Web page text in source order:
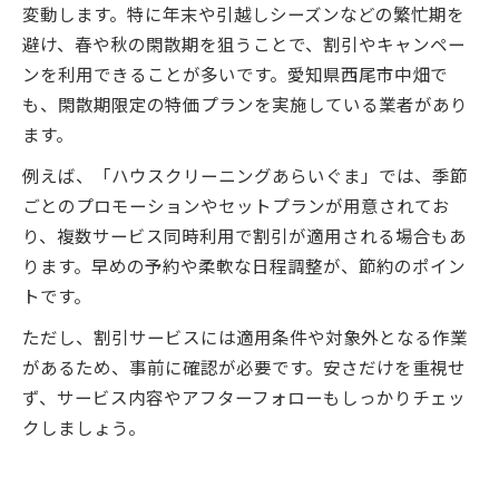
変動します。特に年末や引越しシーズンなどの繁忙期を
避け、春や秋の閑散期を狙うことで、割引やキャンペー
ンを利用できることが多いです。愛知県西尾市中畑で
も、閑散期限定の特価プランを実施している業者があり
ます。
例えば、「ハウスクリーニングあらいぐま」では、季節
ごとのプロモーションやセットプランが用意されてお
り、複数サービス同時利用で割引が適用される場合もあ
ります。早めの予約や柔軟な日程調整が、節約のポイン
トです。
ただし、割引サービスには適用条件や対象外となる作業
があるため、事前に確認が必要です。安さだけを重視せ
ず、サービス内容やアフターフォローもしっかりチェッ
クしましょう。